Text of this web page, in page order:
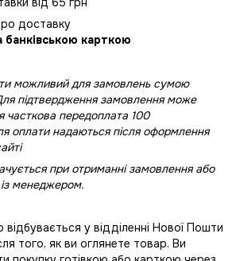
доставку
карткою
можливий для замовлень сумою
підтвердження замовлення може
часткова передоплата 100
оплати надаються після оформлення
при отриманні замовлення або
менеджером.
у відділенні Нової Пошти
того, як ви оглянете товар. Ви